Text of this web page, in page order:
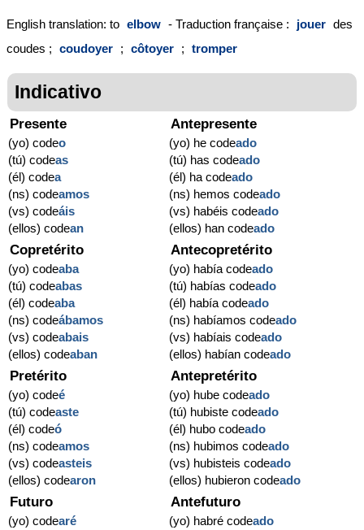
English translation: to elbow - Traduction française : jouer des
coudes ; coudoyer ; côtoyer ; tromper
Indicativo
Presente
(yo) codeo
(tú) codeas
(él) codea
(ns) codeamos
(vs) codeáis
(ellos) codean
Antepresente
(yo) he codeado
(tú) has codeado
(él) ha codeado
(ns) hemos codeado
(vs) habéis codeado
(ellos) han codeado
Copretérito
(yo) codeaba
(tú) codeabas
(él) codeaba
(ns) codeábamos
(vs) codeabais
(ellos) codeaban
Antecopretérito
(yo) había codeado
(tú) habías codeado
(él) había codeado
(ns) habíamos codeado
(vs) habíais codeado
(ellos) habían codeado
Pretérito
(yo) codeé
(tú) codeaste
(él) codeó
(ns) codeamos
(vs) codeasteis
(ellos) codearon
Antepretérito
(yo) hube codeado
(tú) hubiste codeado
(él) hubo codeado
(ns) hubimos codeado
(vs) hubisteis codeado
(ellos) hubieron codeado
Futuro
(yo) codearé
Antefuturo
(yo) habré codeado